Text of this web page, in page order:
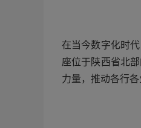
在当今数字化时
座位于陕西省北
力量，推动各行各